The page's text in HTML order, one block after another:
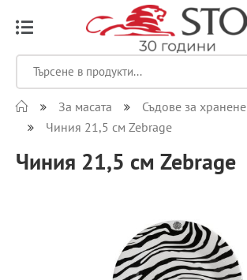
За масата Съдове за хранене
Чиния 21,5 см Zebrage
Чиния 21,5 см Zebrage